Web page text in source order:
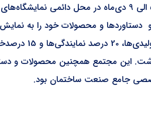
دستاوردها و محصولات خود را به
صمت
داشت. این مجتمع همچنین محصولات
جامع صنعت ساختمان بود.